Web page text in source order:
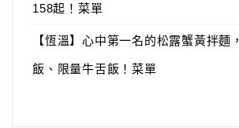
158起！菜單
【恆溫】心中第一名的松露蟹黃拌麵
飯、限量牛舌飯！菜單